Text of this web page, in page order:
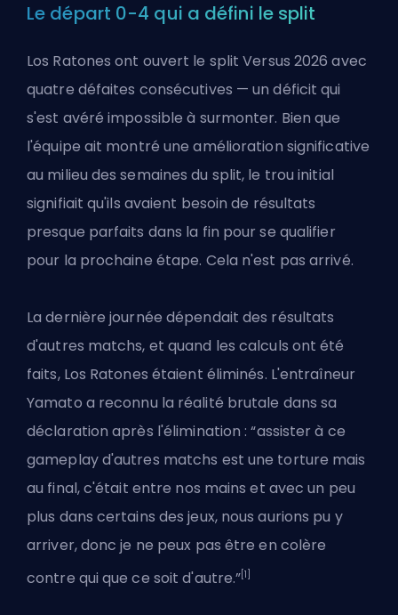
Le départ 0-4 qui a défini le split
Los Ratones ont ouvert le split Versus 2026 avec
quatre défaites consécutives — un déficit qui
s'est avéré impossible à surmonter. Bien que
l'équipe ait montré une amélioration significative
au milieu des semaines du split, le trou initial
signifiait qu'ils avaient besoin de résultats
presque parfaits dans la fin pour se qualifier
pour la prochaine étape. Cela n'est pas arrivé.
La dernière journée dépendait des résultats
d'autres matchs, et quand les calculs ont été
faits, Los Ratones étaient éliminés. L'entraîneur
Yamato a reconnu la réalité brutale dans sa
déclaration après l'élimination : “assister à ce
gameplay d'autres matchs est une torture mais
au final, c'était entre nos mains et avec un peu
plus dans certains des jeux, nous aurions pu y
arriver, donc je ne peux pas être en colère
contre qui que ce soit d'autre.” [1]